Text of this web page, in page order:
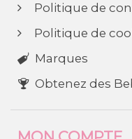
Politique de
Politique de
Marques
Obtenez des